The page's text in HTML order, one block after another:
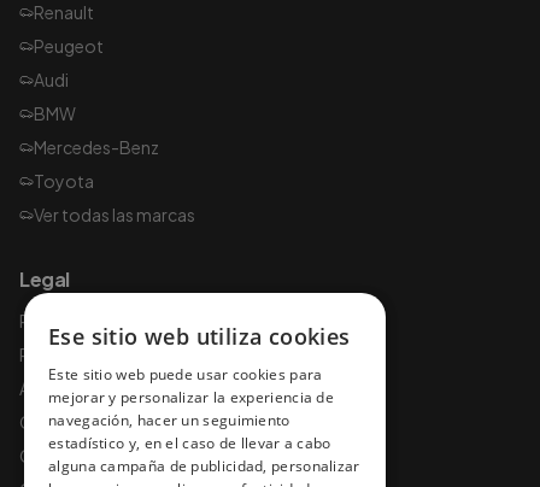
Renault
Peugeot
Audi
BMW
Mercedes-Benz
Toyota
Ver todas las marcas
Legal
Política de privacidad
Política de cookies
Aviso legal
Condiciones de uso
Condiciones y garantías
Ese sitio web utiliza cookies
Este sitio web puede usar cookies para
mejorar y personalizar la experiencia de
navegación, hacer un seguimiento
estadístico y, en el caso de llevar a cabo
alguna campaña de publicidad, personalizar